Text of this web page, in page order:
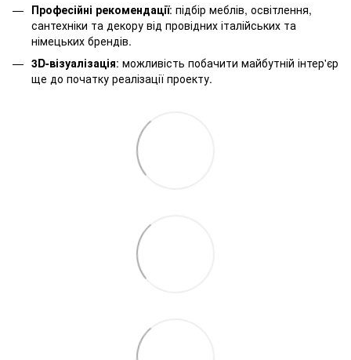
Професійні рекомендації: підбір меблів, освітлення,
сантехніки та декору від провідних італійських та
німецьких брендів.
3D-візуалізація: можливість побачити майбутній інтер'єр
ще до початку реалізації проекту.